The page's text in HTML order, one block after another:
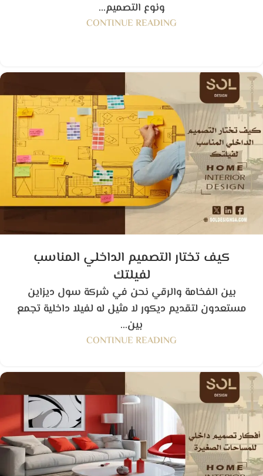
ونوع التصميم...
CONTINUE READING
كيف تختار التصميم الداخلي المناسب
لفيلتك
بين الفخامة والرقي نحن في شركة سول ديزاين
مستعدون لتقديم ديكور لا مثيل له لفيلا داخلية تجمع
بين...
CONTINUE READING